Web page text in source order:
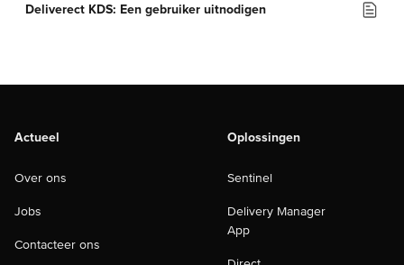
Deliverect KDS: Een gebruiker uitnodigen
Actueel
Over ons
Jobs
Contacteer ons
Oplossingen
Sentinel
Delivery Manager
App